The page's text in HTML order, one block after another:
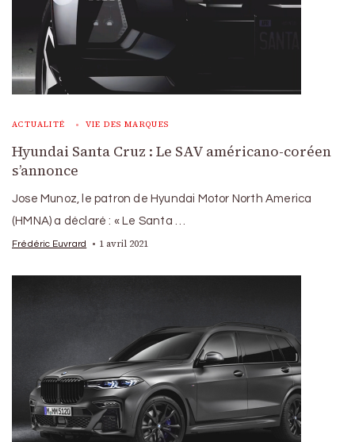
ACTUALITÉ VIE DES MARQUES
Hyundai Santa Cruz : Le SAV américano-coréen
s’annonce
Jose Munoz, le patron de Hyundai Motor North America
(HMNA) a déclaré : « Le Santa …
Frédéric Euvrard 1 avril 2021